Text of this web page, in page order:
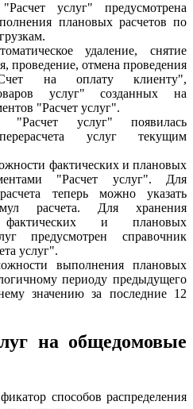
услуг" предусмотрена
плановых расчетов по
удаление, снятие
проведение, отмена проведения
на оплату клиенту",
услуг" созданных на
"Расчет услуг".
"Расчет услуг" появилась
услуг текущим
фактических и плановых
"Расчет услуг". Для
теперь можно указать
расчета. Для хранения
фактических и плановых
предусмотрен справочник
услуг".
выполнения плановых
периоду предыдущего
значению за последние 12
на общедомовые
способов распределения